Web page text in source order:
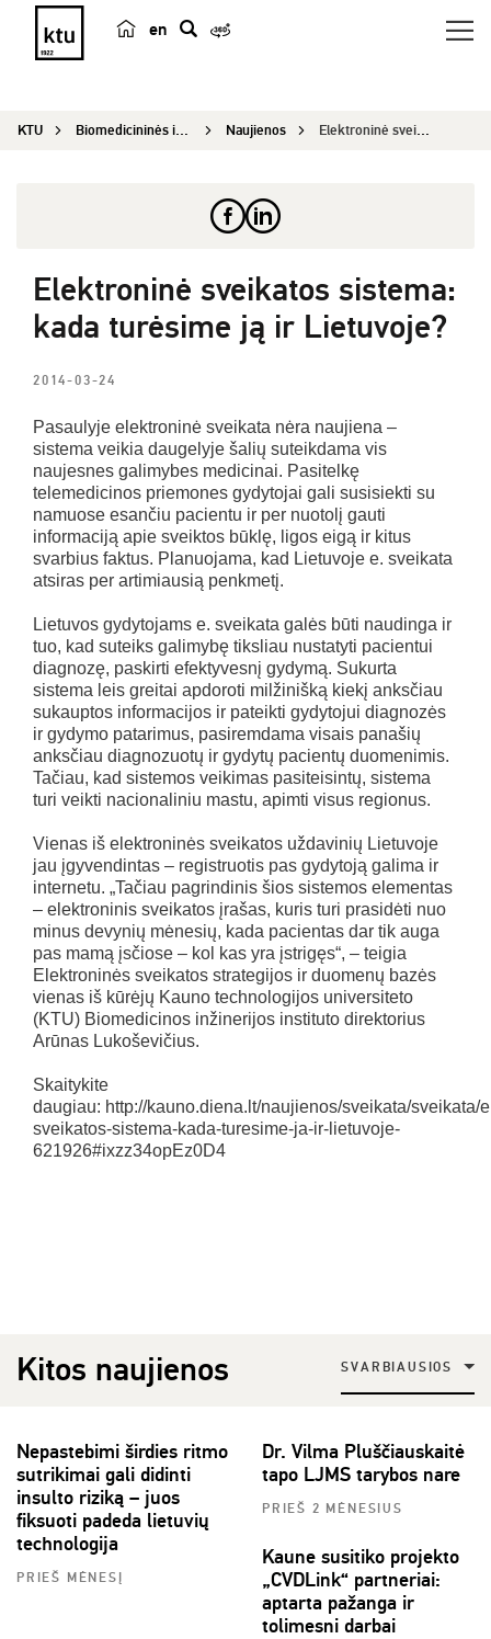
en
e
KTU Biomedicininės inžinerijos institutas Naujienos Elektroninė sveikatos sistema: kada turėsime ją ...
Elektroninė sveikatos sistema:
kada turėsime ją ir Lietuvoje?
2014-03-24
Pasaulyje elektroninė sveikata nėra naujiena –
sistema veikia daugelyje šalių suteikdama vis
naujesnes galimybes medicinai. Pasitelkę
telemedicinos priemones gydytojai gali susisiekti su
namuose esančiu pacientu ir per nuotolį gauti
informaciją apie sveiktos būklę, ligos eigą ir kitus
svarbius faktus. Planuojama, kad Lietuvoje e. sveikata
atsiras per artimiausią penkmetį.
Lietuvos gydytojams e. sveikata galės būti naudinga ir
tuo, kad suteiks galimybę tiksliau nustatyti pacientui
diagnozę, paskirti efektyvesnį gydymą. Sukurta
sistema leis greitai apdoroti milžinišką kiekį anksčiau
sukauptos informacijos ir pateikti gydytojui diagnozės
ir gydymo patarimus, pasiremdama visais panašių
anksčiau diagnozuotų ir gydytų pacientų duomenimis.
Tačiau, kad sistemos veikimas pasiteisintų, sistema
turi veikti nacionaliniu mastu, apimti visus regionus.
Vienas iš elektroninės sveikatos uždavinių Lietuvoje
jau įgyvendintas – registruotis pas gydytoją galima ir
internetu. „Tačiau pagrindinis šios sistemos elementas
– elektroninis sveikatos įrašas, kuris turi prasidėti nuo
minus devynių mėnesių, kada pacientas dar tik auga
pas mamą įsčiose – kol kas yra įstrigęs“, – teigia
Elektroninės sveikatos strategijos ir duomenų bazės
vienas iš kūrėjų Kauno technologijos universiteto
(KTU) Biomedicinos inžinerijos instituto direktorius
Arūnas Lukoševičius.
Skaitykite
daugiau: http://kauno.diena.lt/naujienos/sveikata/sveikata/
sveikatos-sistema-kada-turesime-ja-ir-lietuvoje-
621926#ixzz34opEz0D4
Kitos naujienos SVARBIAUSIOS
Nepastebimi širdies ritmo
sutrikimai gali didinti
insulto riziką – juos
fiksuoti padeda lietuvių
technologija
PRIEŠ MĖNESĮ
Dr. Vilma Pluščiauskaitė
tapo LJMS tarybos nare
PRIEŠ 2 MĖNESIUS
Kaune susitiko projekto
„CVDLink“ partneriai:
aptarta pažanga ir
tolimesni darbai